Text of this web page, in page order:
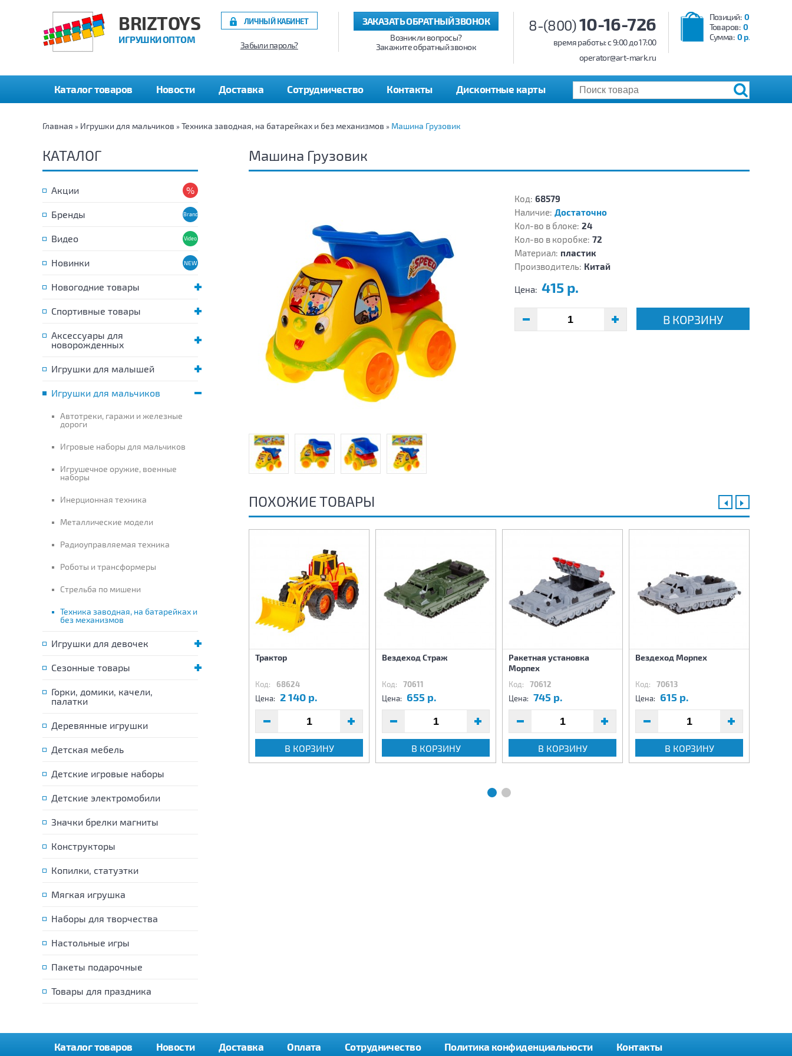
BRIZTOYS
ИГРУШКИ ОПТОМ
Позиций: 0
Товаров: 0
Сумма: 0 р.
8-(800)10-16-726
время работы: c 9:00 до 17:00
operator@art-mark.ru
ЗАКАЗАТЬ ОБРАТНЫЙ ЗВОНОК
Возникли вопросы?
Закажите обратный звонок
ЛИЧНЫЙ КАБИНЕТ
Забыли пароль?
Каталог товаров Новости Доставка Сотрудничество Контакты Дисконтные карты
Главная » Игрушки для мальчиков » Техника заводная, на батарейках и без механизмов » Машина Грузовик
КАТАЛОГ
Акции
Бренды
Видео
Новинки
Новогодние товары
Спортивные товары
Аксессуары для
новорожденных
Игрушки для малышей
Игрушки для мальчиков
Автотреки, гаражи и железные
дороги
Игровые наборы для мальчиков
Игрушечное оружие, военные
наборы
Инерционная техника
Металлические модели
Радиоуправляемая техника
Роботы и трансформеры
Стрельба по мишени
Техника заводная, на батарейках и
без механизмов
Игрушки для девочек
Сезонные товары
Горки, домики, качели,
палатки
Деревянные игрушки
Детская мебель
Детские игровые наборы
Детские электромобили
Значки брелки магниты
Конструкторы
Копилки, статуэтки
Мягкая игрушка
Наборы для творчества
Настольные игры
Пакеты подарочные
Товары для праздника
Машина Грузовик
Код: 68579
Наличие: Достаточно
Кол-во в блоке: 24
Кол-во в коробке: 72
Материал: пластик
Производитель: Китай
Цена: 415 р.
В КОРЗИНУ
ПОХОЖИЕ ТОВАРЫ
вертолетом
2 430 р.
В КОРЗИНУ
танком
Цена:
Трактор
Код: 68624
Цена: 2 140 р.
В КОРЗИНУ
Вездеход Страж
Код: 70611
Цена: 655 р.
В КОРЗИНУ
Ракетная установка
Морпех
Код: 70612
Цена: 745 р.
В КОРЗИНУ
Вездеход Морпех
Код: 70613
Цена: 615 р.
В КОРЗИНУ
Каталог товаров Новости Доставка Оплата Сотрудничество Политика конфиденциальности Контакты